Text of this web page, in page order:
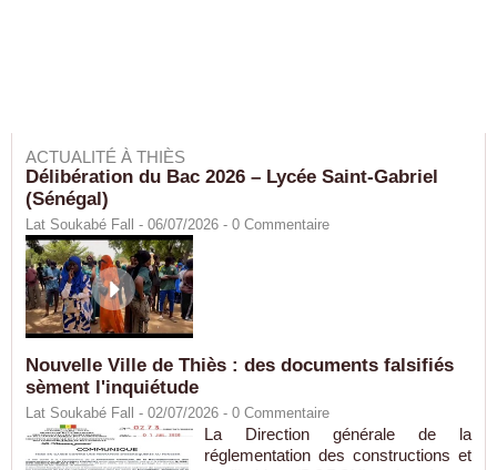
ACTUALITÉ À THIÈS
Délibération du Bac 2026 – Lycée Saint-Gabriel
(Sénégal)
Lat Soukabé Fall - 06/07/2026 - 0 Commentaire
Nouvelle Ville de Thiès : des documents falsifiés
sèment l'inquiétude
Lat Soukabé Fall - 02/07/2026 - 0 Commentaire
La Direction générale de la
réglementation des constructions et